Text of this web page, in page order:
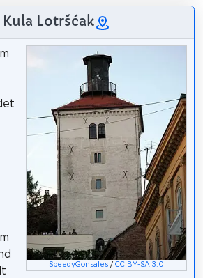
Kula Lotršćak
SpeedyGonsales /CC BY-SA 3.0